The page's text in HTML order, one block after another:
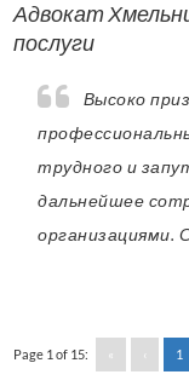
Адвокат
послуги
Высоко
трудного и
дальнейшее
организациями.
Page 1 of 15: « ‹ 1